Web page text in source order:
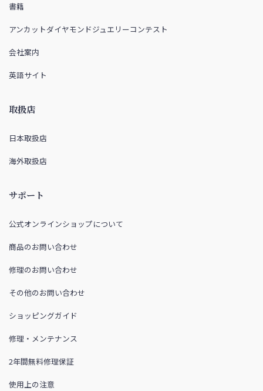
書籍
アンカットダイヤモンドジュエリーコンテスト
会社案内
英語サイト
取扱店
日本取扱店
海外取扱店
サポート
公式オンラインショップについて
商品のお問い合わせ
修理のお問い合わせ
その他のお問い合わせ
ショッピングガイド
修理・メンテナンス
2年間無料修理保証
使用上の注意